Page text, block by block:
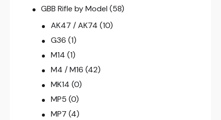
GBB Rifle by Model (58)
AK47 / AK74 (10)
G36 (1)
M14 (1)
M4 / M16 (42)
MK14 (0)
MP5 (0)
MP7 (4)